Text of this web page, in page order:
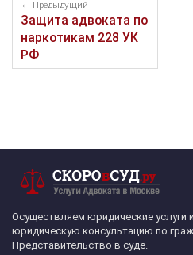
Предыдущий
Защита адвоката по
наркотикам 228 УК
РФ
Осуществляем юридические услуги
юридическую консультацию по
Представительство в суде.